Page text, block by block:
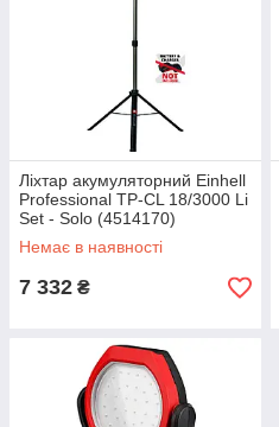
Ліхтар акумуляторний Einhell
Professional TP-CL 18/3000 Li
Set - Solo (4514170)
Немає в наявності
7 332 ₴